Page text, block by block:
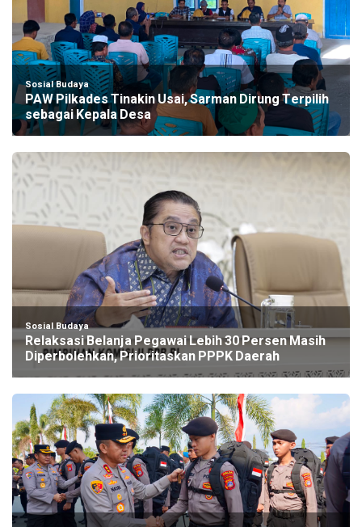
Sosial Budaya
PAW Pilkades Tinakin Usai, Sarman Dirung Terpilih
sebagai Kepala Desa
Sosial Budaya
Relaksasi Belanja Pegawai Lebih 30 Persen Masih
Diperbolehkan, Prioritaskan PPPK Daerah